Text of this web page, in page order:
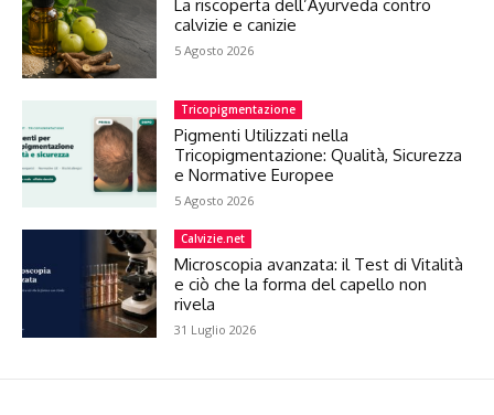
La riscoperta dell’Ayurveda contro
calvizie e canizie
5 Agosto 2026
Tricopigmentazione
Pigmenti Utilizzati nella
Tricopigmentazione: Qualità, Sicurezza
e Normative Europee
5 Agosto 2026
Calvizie.net
Microscopia avanzata: il Test di Vitalità
e ciò che la forma del capello non
rivela
31 Luglio 2026